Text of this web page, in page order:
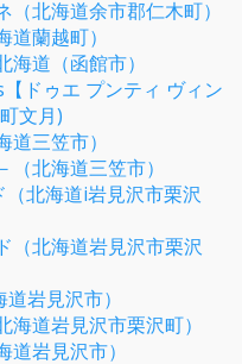
（北海道余市郡仁木町）
蘭越町）
海道（函館市）
ドゥエ プンティ ヴィン
文月)
三笠市）
北海道三笠市）
北海道i岩見沢市栗沢
（北海道岩見沢市栗沢
岩見沢市）
道岩見沢市栗沢町）
岩見沢市）